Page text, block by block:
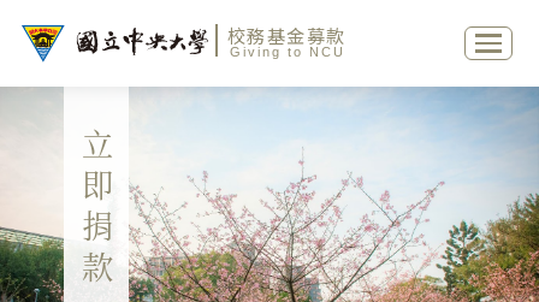
校務基金募款
Giving to NCU
立即捐款